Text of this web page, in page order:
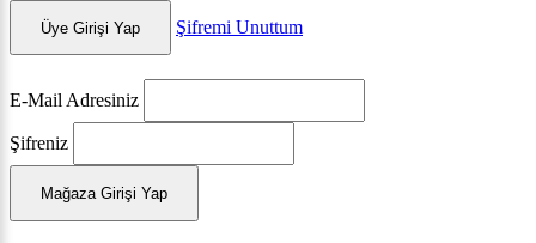
Üye Girişi Yap Şifremi Unuttum
E-Mail Adresiniz
Şifreniz
Mağaza Girişi Yap